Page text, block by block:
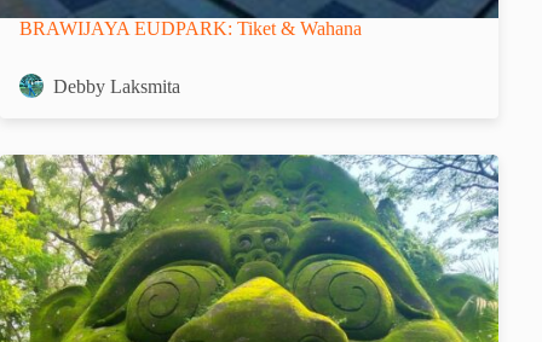
BRAWIJAYA EUDPARK: Tiket & Wahana
Debby Laksmita